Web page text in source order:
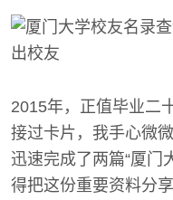
2015年，正值毕业二
接过卡片，我手心微
迅速完成了两篇“厦门
得把这份重要资料分